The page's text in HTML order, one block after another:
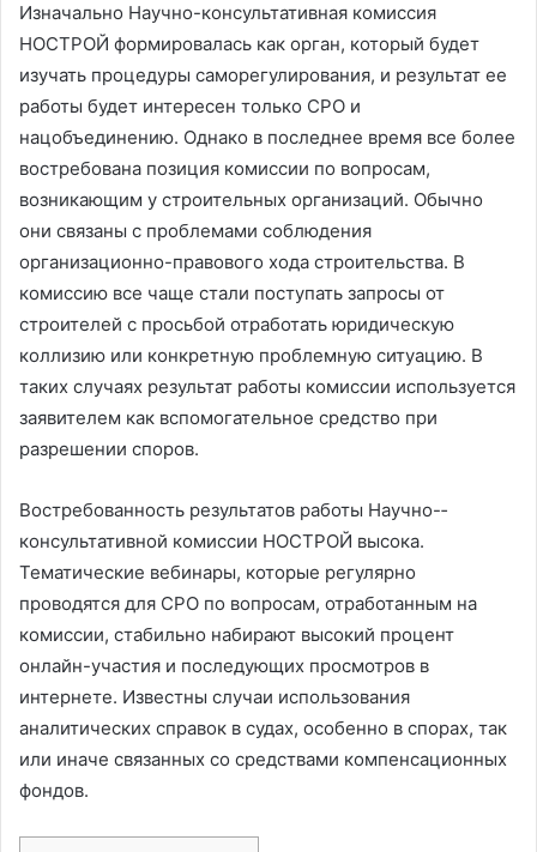
Изначально Научно-консультативная комиссия
НОСТРОЙ формировалась как орган, который будет
изучать процедуры саморегулирования, и результат ее
работы будет интересен только СРО и
нацобъединению. Однако в последнее время все более
востребована позиция комиссии по вопросам,
возникающим у строительных организаций. Обычно
они связаны с проблемами соблюдения
организационно-правового хода строительства. В
комиссию все чаще стали поступать запросы от
строителей с просьбой отработать юридическую
коллизию или конкретную проблемную ситуацию. В
таких случаях результат работы комиссии используется
заявителем как вспомогательное средство при
разрешении споров.
Востребованность результатов работы Научно-­
консультативной комиссии НОСТРОЙ высока.
Тематические вебинары, которые регулярно
проводятся для СРО по вопросам, отработанным на
комиссии, стабильно набирают высокий процент
онлайн-участия и последующих просмотров в
интернете. Известны случаи использования
аналитических справок в судах, особенно в спорах, так
или иначе связанных со средствами компенсационных
фондов.